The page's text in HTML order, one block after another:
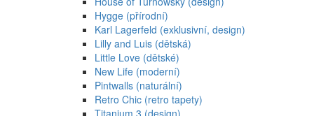
Hygge (přírodní)
Karl Lagerfeld (exklusivní, design)
Lilly and Luis (dětská)
Little Love (dětské)
New Life (moderní)
Pintwalls (naturální)
Retro Chic (retro tapety)